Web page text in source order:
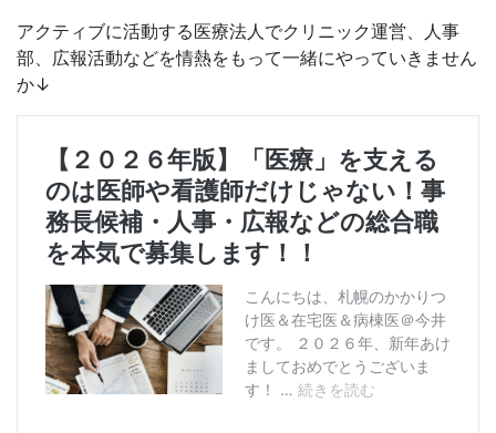
アクティブに活動する医療法人でクリニック運営、人事
部、広報活動などを情熱をもって一緒にやっていきません
か↓